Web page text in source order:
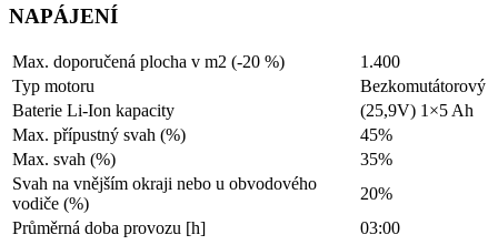
NAPÁJENÍ
Max. doporučená plocha v m2 (-20 %)
1.400
Typ motoru
Bezkomutátorový
Baterie Li-Ion kapacity
(25,9V) 1×5 Ah
Max. přípustný svah (%)
45%
Max. svah (%)
35%
Svah na vnějším okraji nebo u obvodového
vodiče (%)
20%
Průměrná doba provozu [h]
03:00